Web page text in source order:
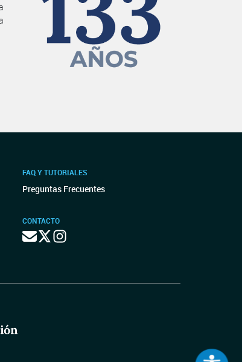
FAQ Y TUTORIALES
Preguntas Frecuentes
CONTACTO